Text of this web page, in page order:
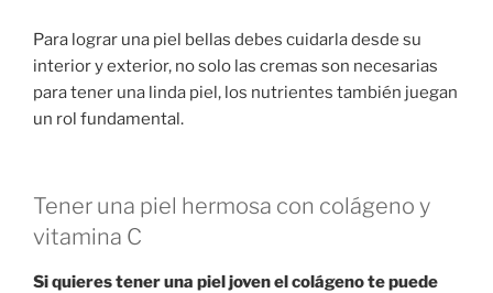
Para lograr una piel bellas debes cuidarla desde su
interior y exterior, no solo las cremas son necesarias
para tener una linda piel, los nutrientes también juegan
un rol fundamental.
Tener una piel hermosa con colágeno y
vitamina C
Si quieres tener una piel joven el colágeno te puede